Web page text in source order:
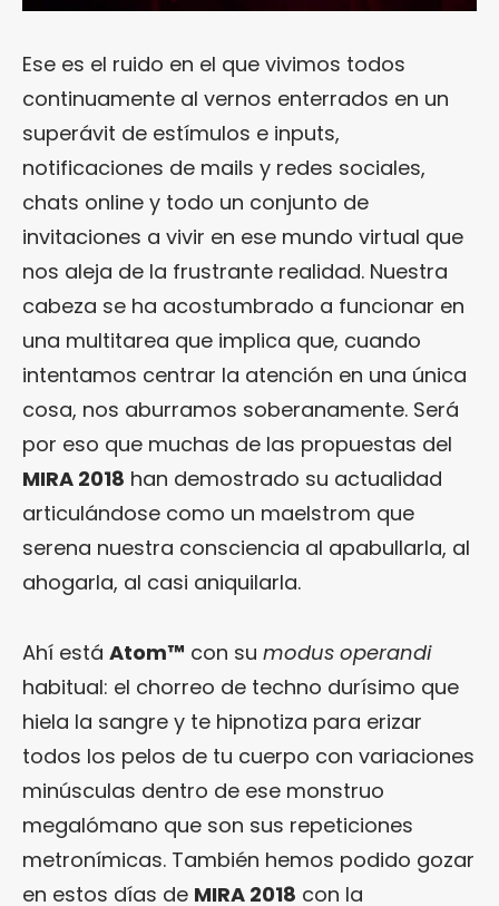
Ese es el ruido en el que vivimos todos
continuamente al vernos enterrados en un
superávit de estímulos e inputs,
notificaciones de mails y redes sociales,
chats online y todo un conjunto de
invitaciones a vivir en ese mundo virtual que
nos aleja de la frustrante realidad. Nuestra
cabeza se ha acostumbrado a funcionar en
una multitarea que implica que, cuando
intentamos centrar la atención en una única
cosa, nos aburramos soberanamente. Será
por eso que muchas de las propuestas del
MIRA 2018 han demostrado su actualidad
articulándose como un maelstrom que
serena nuestra consciencia al apabullarla, al
ahogarla, al casi aniquilarla.
Ahí está Atom™ con su modus operandi
habitual: el chorreo de techno durísimo que
hiela la sangre y te hipnotiza para erizar
todos los pelos de tu cuerpo con variaciones
minúsculas dentro de ese monstruo
megalómano que son sus repeticiones
metronímicas. También hemos podido gozar
en estos días de MIRA 2018 con la